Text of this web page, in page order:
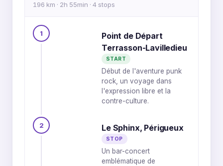
3
4
1
196 km · 2h 55min · 4 stops
1
Point de Départ
Terrasson-Lavilledieu
START
Début de l'aventure punk
rock, un voyage dans
l'expression libre et la
contre-culture.
2 Le Sphinx, Périgueux
STOP
Un bar-concert
emblématique de